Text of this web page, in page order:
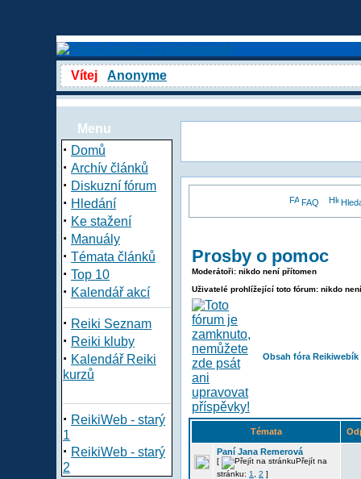
Vítej Anonyme
Menu
· Domů
· Archív článků
· Diskuzní fórum
· Hledání
· Ke stažení
· Manuály
· Témata článků
· Top 10
· Kalendář akcí
· Reiki Seznam
· Reiki kluby
· Kalendář Reiki
kurzů
· ReikiWeb - starý
1
· ReikiWeb - starý
2
FAQ
Prosby o pomoc
Moderátoři: nikdo není přítomen
Uživatelé prohlížející toto fórum: nikdo
Obsah fóra Reikiwebík
Témata
Paní Jana Remerová
[
Přejít na
stránku: 1 2 ]